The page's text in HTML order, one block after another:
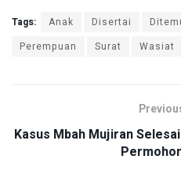
Tags: Anak Disertai
Perempuan
Surat Wasiat
Kasus Mbah Mujiran